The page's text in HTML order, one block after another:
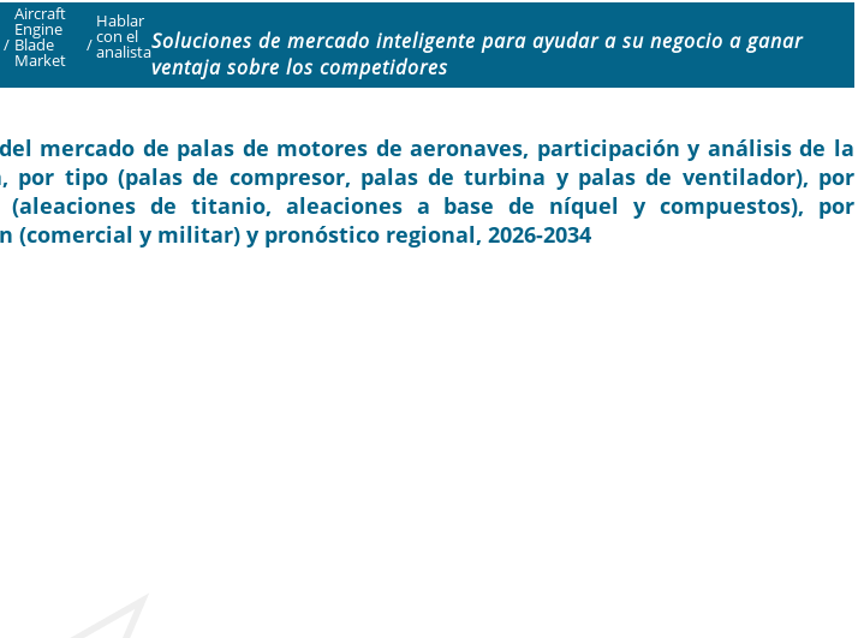
/
Aircraft
Engine
Blade
Market
/
Hablar
con el
analistaSoluciones de mercado inteligente para ayudar a su negocio a ganar
ventaja sobre los competidores
mercado de palas de motores de aeronaves, participación y análisis de la
por tipo (palas de compresor, palas de turbina y palas de ventilador), por
(aleaciones de titanio, aleaciones a base de níquel y compuestos), por
(comercial y militar) y pronóstico regional, 2026-2034